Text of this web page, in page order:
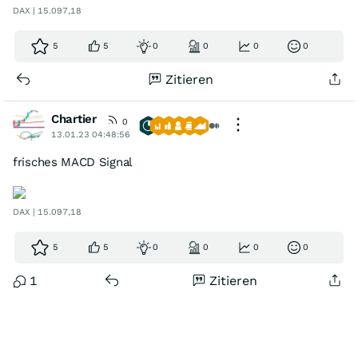
DAX | 15.097,18
5 5 0 0 0 0
Zitieren
Chartier
0
13.01.23 04:48:56
frisches MACD Signal
DAX | 15.097,18
5 5 0 0 0 0
1 Zitieren